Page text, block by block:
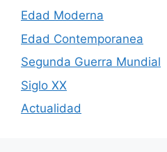
Edad Moderna
Edad Contemporanea
Segunda Guerra Mundial
Siglo XX
Actualidad